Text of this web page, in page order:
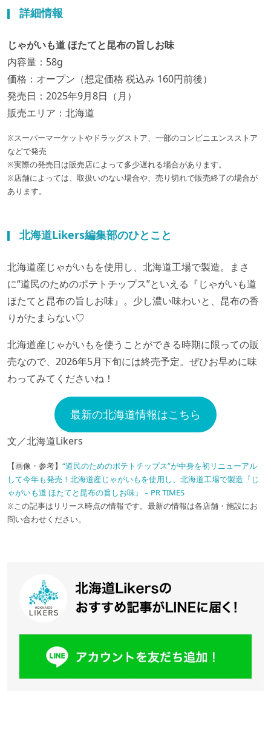
詳細情報
じゃがいも道 ほたてと昆布の旨しお味
内容量：58g
価格：オープン（想定価格 税込み 160円前後）
発売日：2025年9月8日（月）
販売エリア：北海道
※スーパーマーケットやドラッグストア、一部のコンビニエンスストア
などで発売
※実際の発売日は販売店によって多少遅れる場合があります。
※店舗によっては、取扱いのない場合や、売り切れで販売終了の場合が
あります。
北海道Likers編集部のひとこと
北海道産じゃがいもを使用し、北海道工場で製造。まさ
に“道民のためのポテトチップス”といえる『じゃがいも道
ほたてと昆布の旨しお味』。少し濃い味わいと、昆布の香
りがたまらない♡
北海道産じゃがいもを使うことができる時期に限っての販
売なので、2026年5月下旬には終売予定。ぜひお早めに味
わってみてくださいね！
最新の北海道情報はこちら
文／北海道Likers
【画像・参考】 “道民のためのポテトチップス”が中身を初リニューアル
して今年も発売！北海道産じゃがいもを使用し、北海道工場で製造『じ
ゃがいも道 ほたてと昆布の旨しお味』 – PR TIMES
※この記事はリリース時点の情報です。最新の情報は各店舗・施設にお
問い合わせください。